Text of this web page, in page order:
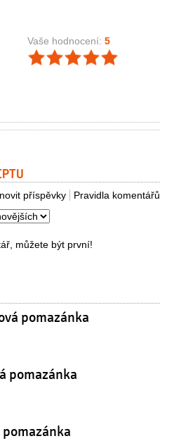
Vaše hodnocení: 5
Pravidla komentářů
příspěvky
můžete být první!
pomazánka
pomazánka